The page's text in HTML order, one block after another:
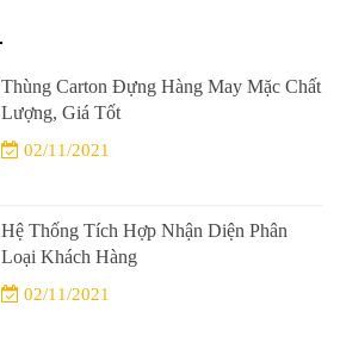
Thùng Carton Đựng Hàng May Mặc Chất
Lượng, Giá Tốt
02/11/2021
Hệ Thống Tích Hợp Nhận Diện Phân
Loại Khách Hàng
02/11/2021